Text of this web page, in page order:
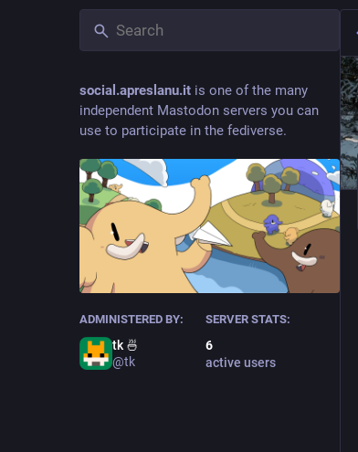
social.apreslanu.it is one of the many
independent Mastodon servers you can
use to participate in the fediverse.
ADMINISTERED BY:
tk 🍜
@tk
SERVER STATS:
6
active users